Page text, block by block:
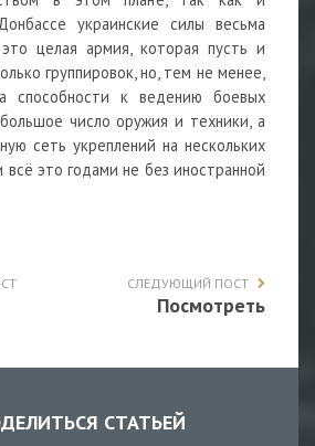
украинские силы весьма
целая армия, которая пусть и
группировок, но, тем не менее,
способности к ведению боевых
число оружия и техники, а
сеть укреплений на нескольких
всё это годами не без иностранной
СЛЕДУЮЩИЙ ПОСТ
Посмотреть
СТАТЬЕЙ